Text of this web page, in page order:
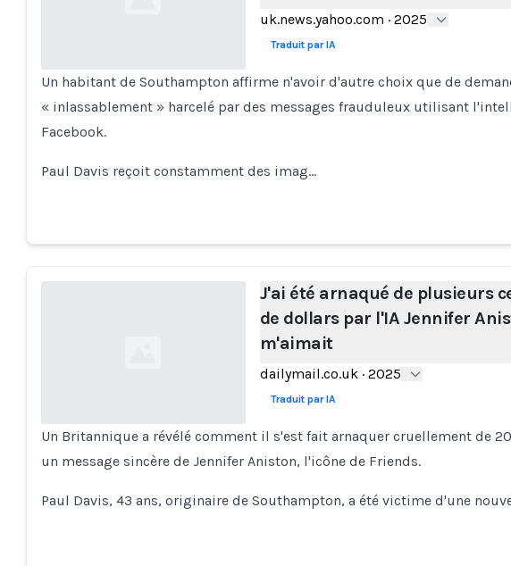
uk.news.yahoo.com · 2025
Traduit par IA
Un habitant de Southampton affirme n'avoir d'autre choix que de
« inlassablement » harcelé par des messages frauduleux utilisant
Facebook.
Paul Davis reçoit constamment des imag…
J'ai été arnaqué de plusieurs
de dollars par l'IA Jennifer
m'aimait
dailymail.co.uk· 2025
Traduit par IA
Un Britannique a révélé comment il s'est fait arnaquer cruellement de
un message sincère de Jennifer Aniston, l'icône de Friends.
Paul Davis, 43 ans, originaire de Southampton, a été victime d'une